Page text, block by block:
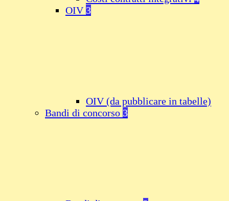
OIV 3
OIV (da pubblicare in tabelle)
Bandi di concorso 3